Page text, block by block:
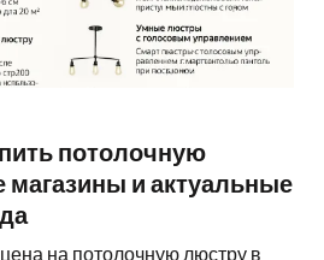
потолочную
и актуальные
на потолочную люстру в